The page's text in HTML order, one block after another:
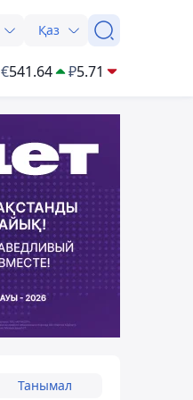
Қаз
€541.64 ₽5.71
Танымал